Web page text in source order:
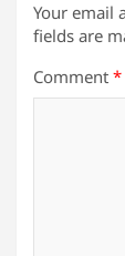
Your email
fields are
Comment *